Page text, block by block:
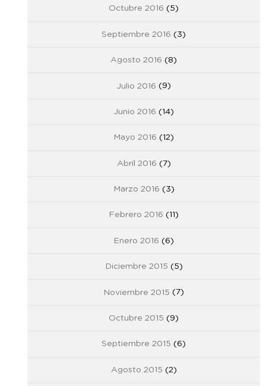
Octubre 2016 (5)
Septiembre 2016 (3)
Agosto 2016 (8)
Julio 2016 (9)
Junio 2016 (14)
Mayo 2016 (12)
Abril 2016 (7)
Marzo 2016 (3)
Febrero 2016 (11)
Enero 2016 (6)
Diciembre 2015 (5)
Noviembre 2015 (7)
Octubre 2015 (9)
Septiembre 2015 (6)
Agosto 2015 (2)